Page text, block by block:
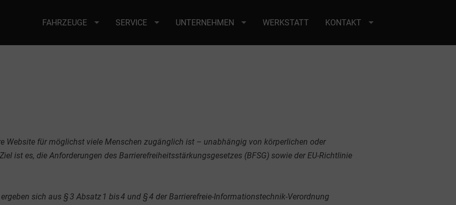
FAHRZEUGE SERVICE UNTERNEHMEN WERKSTATT KONTAKT
Website für möglichst viele Menschen zugänglich ist – unabhängig von körperlichen oder
ist es, die Anforderungen des Barrierefreiheitsstärkungsgesetzes (BFSG) sowie der EU-Richtlinie
sich aus § 3 Absatz 1 bis 4 und § 4 der Barrierefreie-Informationstechnik-Verordnung